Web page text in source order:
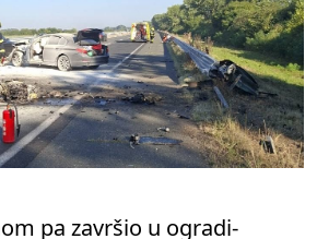
pa završio u ogradi-